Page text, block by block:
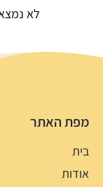
לא
מפת האתר
בית
אודות